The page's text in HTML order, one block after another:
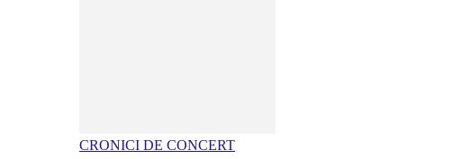
CRONICI DE CONCERT